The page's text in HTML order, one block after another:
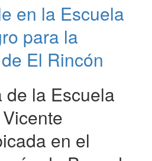
en la Escuela
para la
El Rincón
de la Escuela
en el